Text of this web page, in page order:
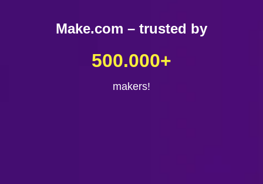
Make.com – trusted by
makers!
500.000+